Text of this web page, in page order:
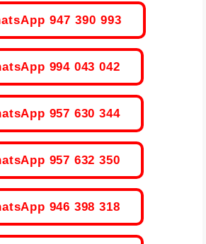
947 390 993
994 043 042
957 630 344
957 632 350
946 398 318